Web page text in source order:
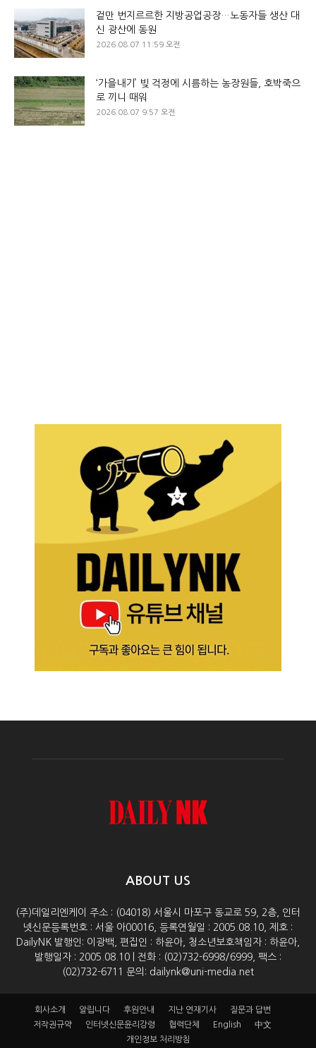
겉만 번지르르한 지방공업공장…노동자들 생산 대
신 광산에 동원
2026.08.07 11:59 오전
‘가을내기’ 빚 걱정에 시름하는 농장원들, 호박죽으
로 끼니 때워
2026.08.07 9:57 오전
ABOUT US
(주)데일리엔케이 주소 : (04018) 서울시 마포구 동교로 59, 2층, 인터
넷신문등록번호 : 서울 아00016, 등록연월일 : 2005.08.10, 제호 :
DailyNK 발행인: 이광백, 편집인 : 하윤아, 청소년보호책임자 : 하윤아,
발행일자 : 2005.08.10 | 전화 : (02)732-6998/6999, 팩스 :
(02)732-6711 문의: dailynk@uni-media.net
회사소개 알립니다 후원안내 지난 연재기사
질문과 답변
저작권규약
인터넷신문윤리강령 협력단체 English
中文
개인정보 처리방침